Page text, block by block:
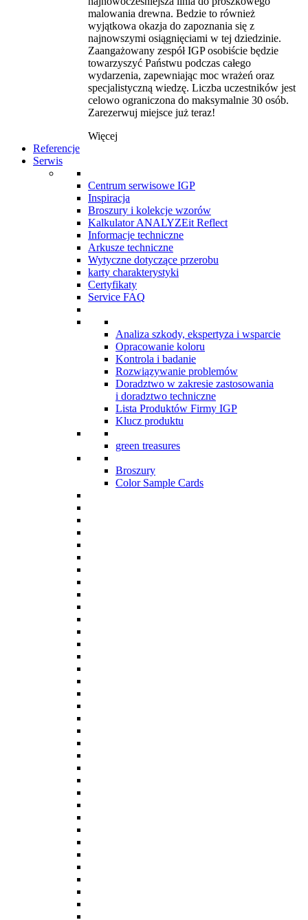
malowania drewna. Bedzie to również
wyjątkowa okazja do zapoznania się z
najnowszymi osiągnięciami w tej dziedzinie.
Zaangażowany zespół IGP osobiście będzie
towarzyszyć Państwu podczas całego
wydarzenia, zapewniając moc wrażeń oraz
specjalistyczną wiedzę. Liczba uczestników jest
celowo ograniczona do maksymalnie 30 osób.
Zarezerwuj miejsce już teraz!
Więcej
Referencje
Serwis
Centrum serwisowe IGP
Inspiracja
Broszury i kolekcje wzorów
Kalkulator ANALYZEit Reflect
Informacje techniczne
Arkusze techniczne
Wytyczne dotyczące przerobu
karty charakterystyki
Certyfikaty
Service FAQ
Analiza szkody, ekspertyza i wsparcie
Opracowanie koloru
Kontrola i badanie
Rozwiązywanie problemów
Doradztwo w zakresie zastosowania
i doradztwo techniczne
Lista Produktów Firmy IGP
Klucz produktu
green treasures
Broszury
Color Sample Cards